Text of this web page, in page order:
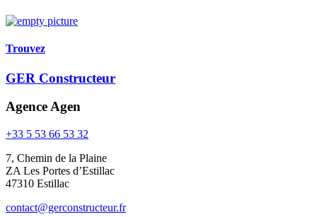
Trouvez
GER Constructeur
Agence Agen
+33 5 53 66 53 32
7, Chemin de la Plaine
ZA Les Portes d’Estillac
47310 Estillac
contact@gerconstructeur.fr